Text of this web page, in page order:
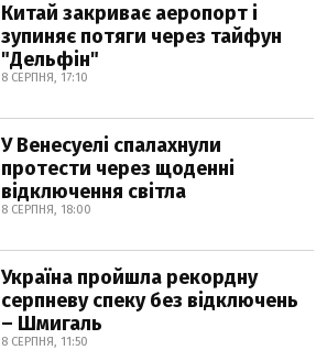
Китай закриває аеропорт і
зупиняє потяги через тайфун
"Дельфін"
8 СЕРПНЯ, 17:10
У Венесуелі спалахнули
протести через щоденні
відключення світла
8 СЕРПНЯ, 18:00
Україна пройшла рекордну
серпневу спеку без відключень
– Шмигаль
8 СЕРПНЯ, 11:50